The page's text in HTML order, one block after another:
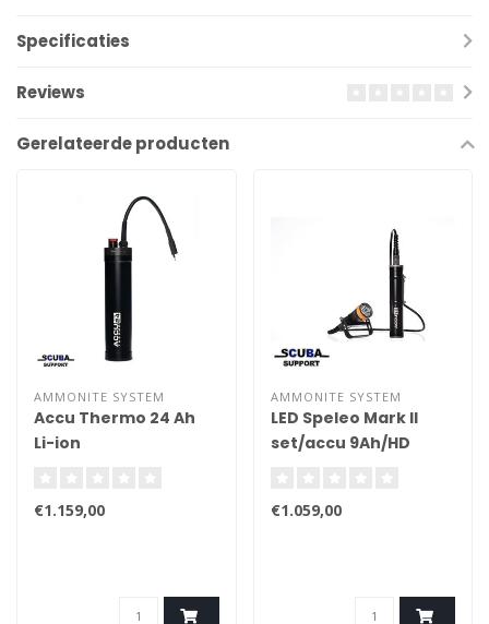
Specificaties
Reviews
Gerelateerde producten
AMMONITE SYSTEM
Accu Thermo 24 Ah
Li-ion
€1.159,00
AMMONITE SYSTEM
LED Speleo Mark II
set/accu 9Ah/HD
€1.059,00